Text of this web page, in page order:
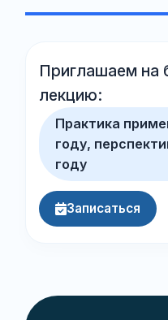
Приглашаем на
лекцию:
Практика
году,
году
Записаться